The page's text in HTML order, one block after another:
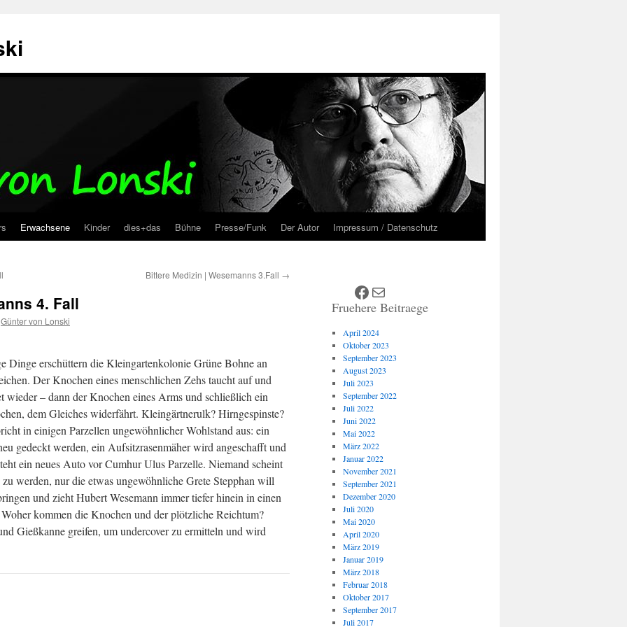
Erwachsene Kinder dies+das Bühne Presse/Funk Der Autor Impressum / Datenschutz
Bittere Medizin | Wesemanns 3.Fall →
4. Fall
Günter von Lonski
Dinge erschüttern die Kleingartenkolonie Grüne Bohne an
Der Knochen eines menschlichen Zehs taucht auf und
wieder – dann der Knochen eines Arms und schließlich ein
dem Gleiches widerfährt. Kleingärtnerulk? Hirngespinste?
in einigen Parzellen ungewöhnlicher Wohlstand aus: ein
gedeckt werden, ein Aufsitzrasenmäher wird angeschafft und
ein neues Auto vor Cumhur Ulus Parzelle. Niemand scheint
zu werden, nur die etwas ungewöhnliche Grete Stepphan will
und zieht Hubert Wesemann immer tiefer hinein in einen
kommen die Knochen und der plötzliche Reichtum?
Gießkanne greifen, um undercover zu ermitteln und wird
Facebook
E-Mail
Fruehere Beitraege
April 2024
Oktober 2023
September 2023
August 2023
Juli 2023
September 2022
Juli 2022
Juni 2022
Mai 2022
März 2022
Januar 2022
November 2021
September 2021
Dezember 2020
Juli 2020
Mai 2020
April 2020
März 2019
Januar 2019
März 2018
Februar 2018
Oktober 2017
September 2017
Juli 2017